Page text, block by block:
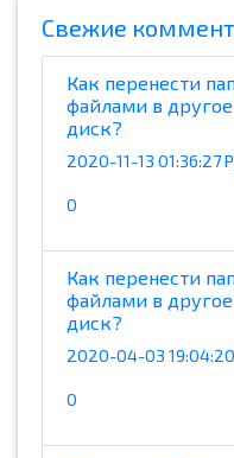
Cвежие
Как перенести
файлами в
диск?
2020-11-13 01:36:27
0
Как перенести
файлами в
диск?
2020-04-03
0